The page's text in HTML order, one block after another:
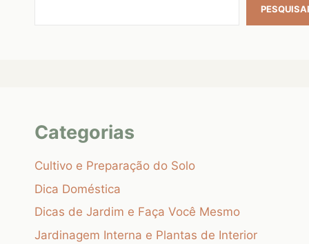
Categorias
Cultivo e Preparação do Solo
Dica Doméstica
Dicas de Jardim e Faça Você Mesmo
Jardinagem Interna e Plantas de Interior